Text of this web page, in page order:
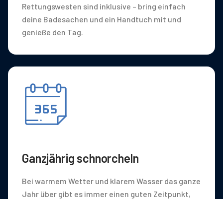
Rettungswesten sind inklusive – bring einfach
deine Badesachen und ein Handtuch mit und
genieße den Tag.
Ganzjährig schnorcheln
Bei warmem Wetter und klarem Wasser das ganze
Jahr über gibt es immer einen guten Zeitpunkt,